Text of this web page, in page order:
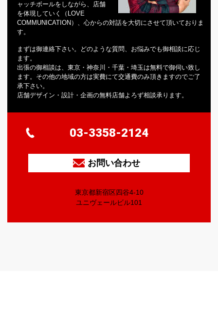
ャッチボールをしながら、店舗
を体現していく（LOVE
COMMUNICATION）、心からの対話を大切にさせて頂いておりま
す。
まずは御連絡下さい。どのような質問、お悩みでも御相談に応じ
ます。
出張の御相談は、東京・神奈川・千葉・埼玉は無料で御伺い致し
ます。その他の地域の方は実費にて交通費のみ頂きますのでご了
承下さい。
店舗デザイン・設計・企画の無料店舗よろず相談承ります。
03-3358-2124
お問い合わせ
東京都新宿区四谷4-10
ユニヴェールビル101